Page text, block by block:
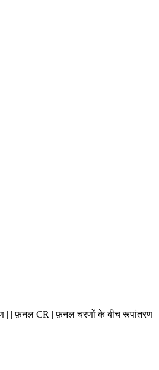
| | फ़नल CR | फ़नल चरणों के बीच रूपांतरण